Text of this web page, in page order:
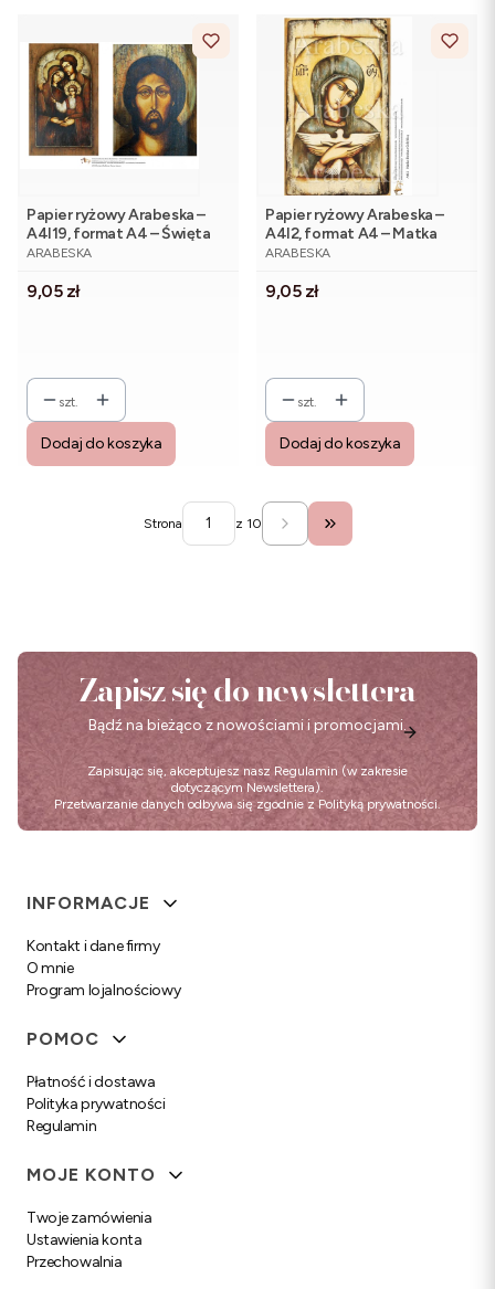
Papier ryżowy Arabeska –
A4I19, format A4 – Święta
Rodzina. Ikona Jezusa
PRODUCENT
ARABESKA
Cena
9,05 zł
szt.
Dodaj do koszyka
Papier ryżowy Arabeska –
A4I2, format A4 – Matka
Boska z Gołębicą
PRODUCENT
ARABESKA
Cena
9,05 zł
szt.
Dodaj do koszyka
Strona z 10 Przejdź do ostatniej
Zapisz się do newslettera
Bądź na bieżąco z nowościami i promocjami.
Zapisując się, akceptujesz nasz Regulamin (w zakresie
dotyczącym Newslettera).
Przetwarzanie danych odbywa się zgodnie z Polityką prywatności.
Linki w stopce
INFORMACJE
Kontakt i dane firmy
O mnie
Program lojalnościowy
POMOC
Płatność i dostawa
Polityka prywatności
Regulamin
MOJE KONTO
Twoje zamówienia
Ustawienia konta
Przechowalnia